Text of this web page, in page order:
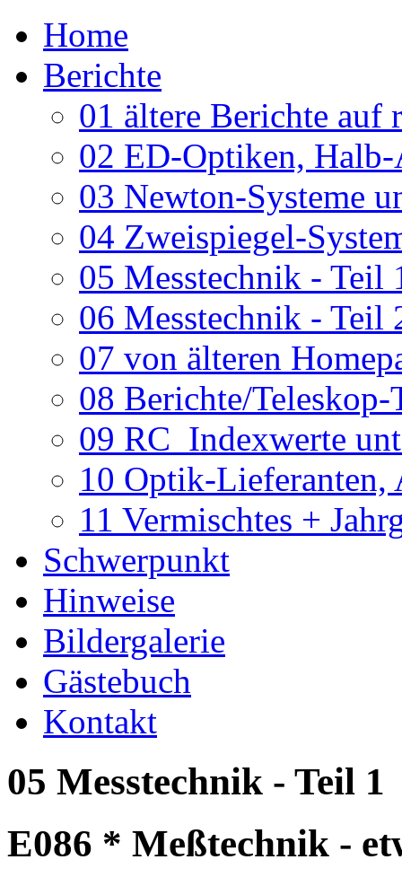
Home
Berichte
01 ältere Berichte auf
02 ED-Optiken, Halb-
03 Newton-Systeme
04 Zweispiegel-
05 Messtechnik - Teil
06 Messtechnik - Teil
07 von älteren
08 Berichte/
09 RC_Indexwerte
10 Optik-Lieferanten,
11 Vermischtes +
Schwerpunkt
Hinweise
Bildergalerie
Gästebuch
Kontakt
05 Messtechnik - Teil 1
E086 * Meßtechnik -